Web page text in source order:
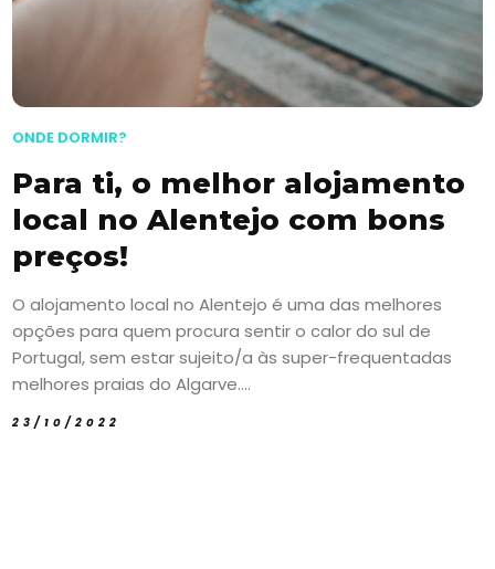
ONDE DORMIR?
Para ti, o melhor alojamento
local no Alentejo com bons
preços!
O alojamento local no Alentejo é uma das melhores
opções para quem procura sentir o calor do sul de
Portugal, sem estar sujeito/a às super-frequentadas
melhores praias do Algarve....
23/10/2022